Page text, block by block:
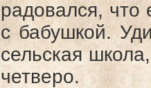
радовался, что
с бабушкой.
сельская
четверо.